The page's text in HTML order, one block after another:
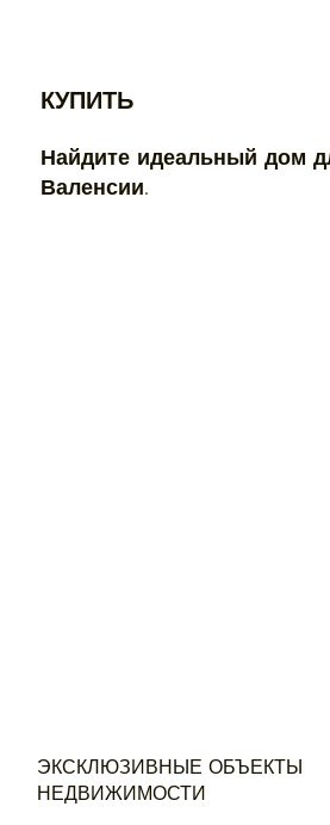
Найдите идеальный дом
Валенсии.
КУПИТЬ
ЭКСКЛЮЗИВНЫЕ ОБЪЕКТЫ
НЕДВИЖИМОСТИ